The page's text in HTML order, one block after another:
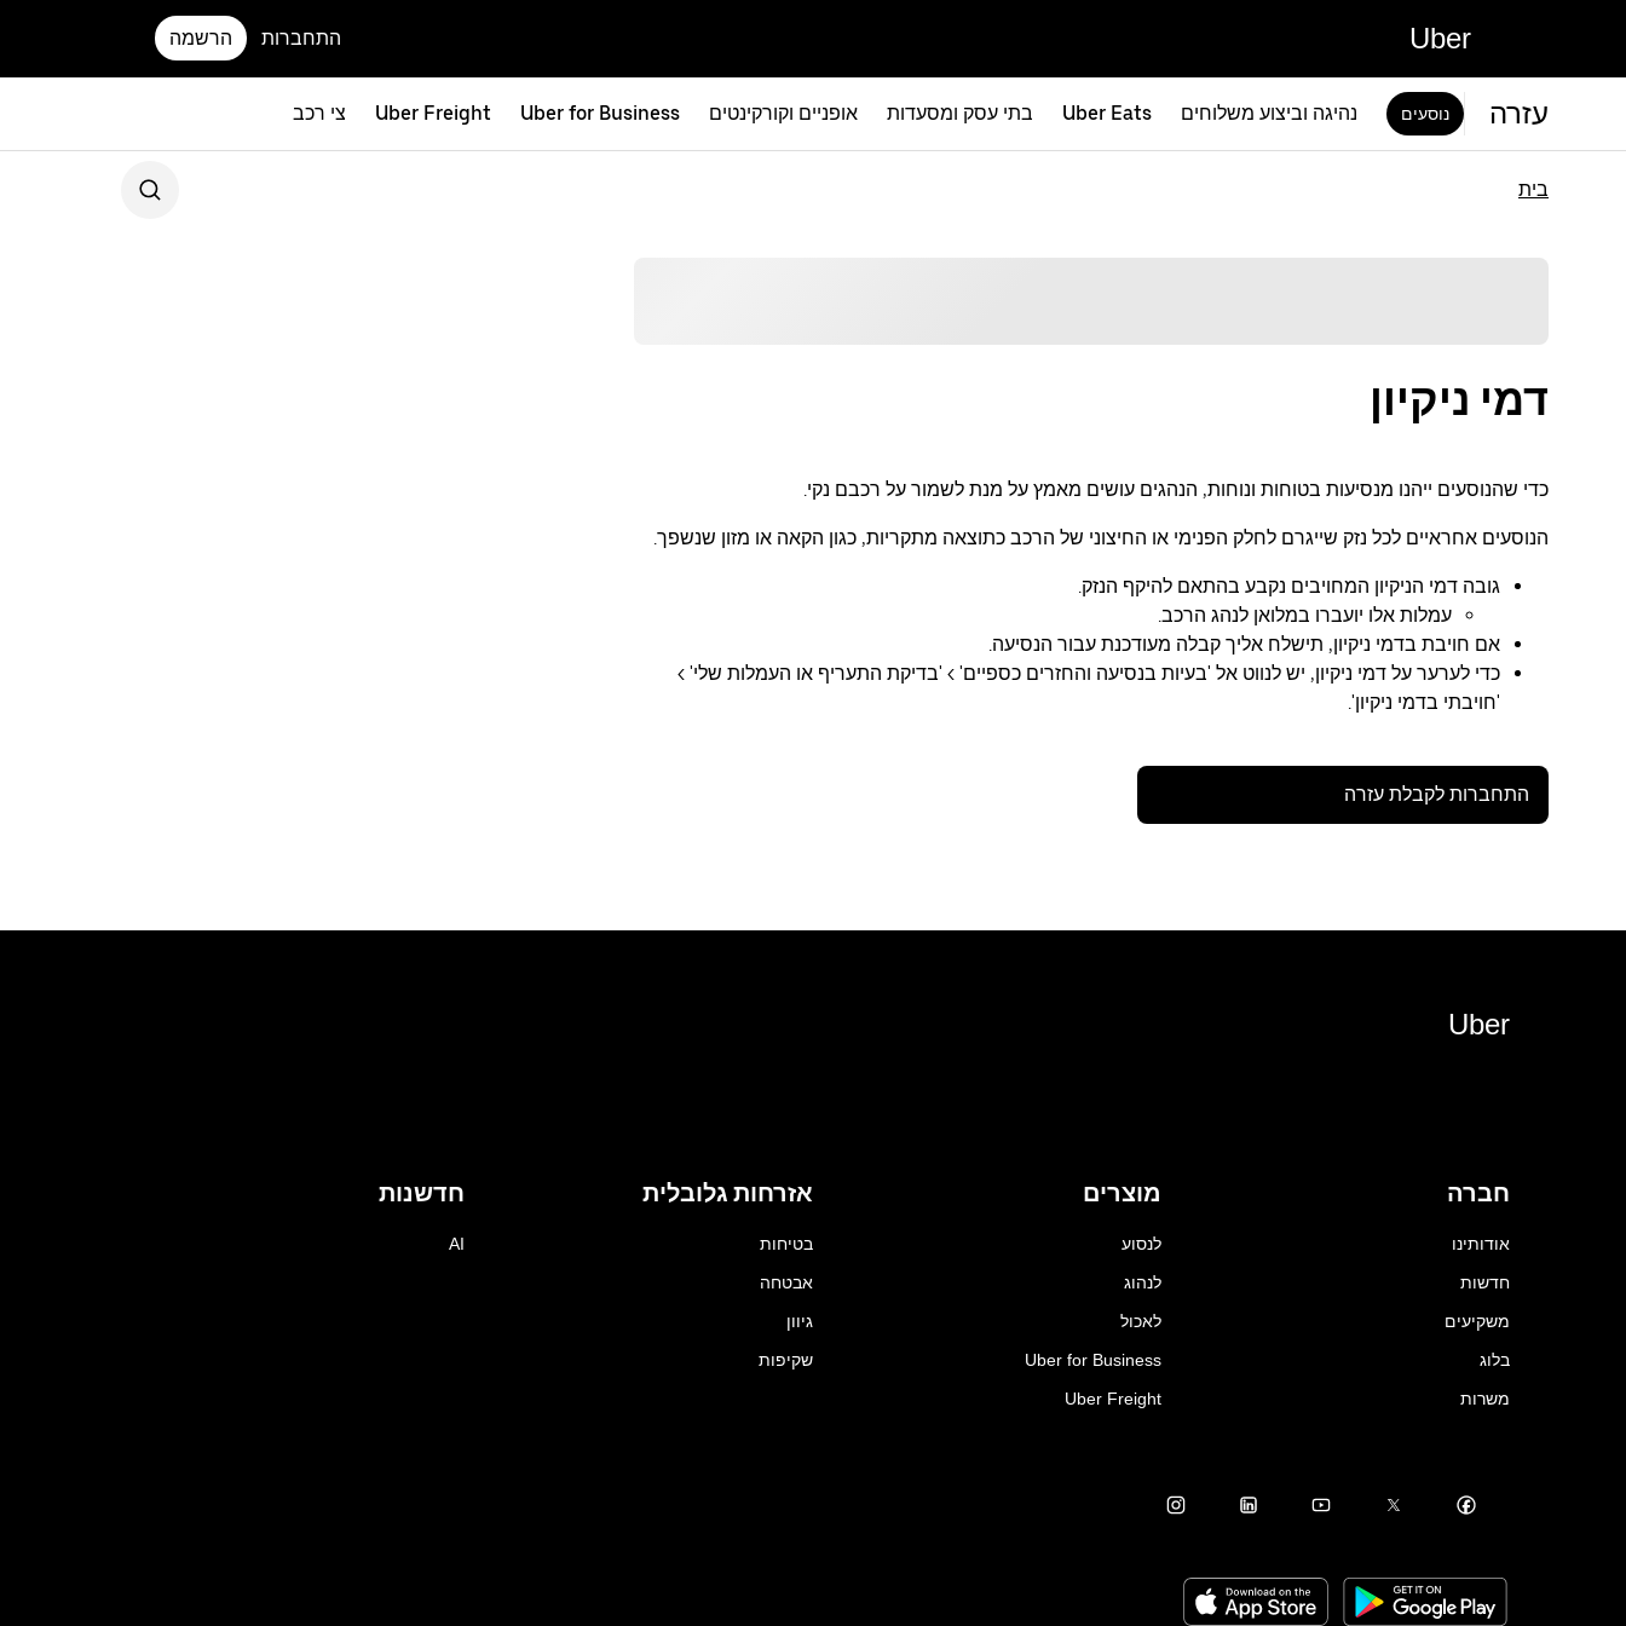
Uber התחברות הרשמה
עזרה נוסעים נהיגה וביצוע משלוחים Uber Eats בתי עסק ומסעדות אופניים וקורקינטים Uber for Business
Uber Freight צי רכב
בית
דמי ניקיון
כדי שהנוסעים ייהנו מנסיעות בטוחות ונוחות, הנהגים עושים מאמץ על מנת לשמור על רכבם נקי.
הנוסעים אחראיים לכל נזק שייגרם לחלק הפנימי או החיצוני של הרכב כתוצאה מתקריות, כגון הקאה או מזון שנשפך.
גובה דמי הניקיון המחויבים נקבע בהתאם להיקף הנזק.
עמלות אלו יועברו במלואן לנהג הרכב.
אם חויבת בדמי ניקיון, תישלח אליך קבלה מעודכנת עבור הנסיעה.
כדי לערער על דמי ניקיון, יש לנווט אל 'בעיות בנסיעה והחזרים כספיים' > 'בדיקת התעריף או העמלות שלי' >
'חויבתי בדמי ניקיון'.
התחברות לקבלת עזרה
Uber
חברה
אודותינו
חדשות
משקיעים
בלוג
משרות
מוצרים
לנסוע
לנהוג
לאכול
Uber for Business
Uber Freight
אזרחות גלובלית
בטיחות
אבטחה
גיוון
שקיפות
חדשנות
AI